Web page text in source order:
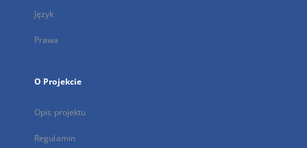
Język
Prawa
O Projekcie
Opis projektu
Regulamin